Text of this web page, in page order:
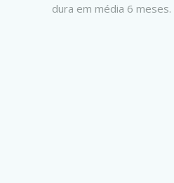
dura em média 6 meses.